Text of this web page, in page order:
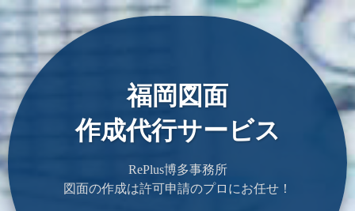
福岡図面
作成代行サービス
RePlus博多事務所
図面の作成は許可申請のプロにお任せ！